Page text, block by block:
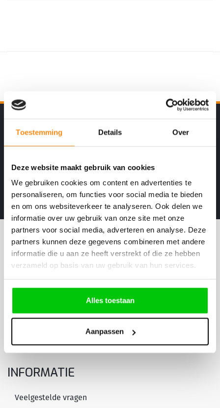
Toestemming Details Over
Deze website maakt gebruik van cookies
We gebruiken cookies om content en advertenties te
personaliseren, om functies voor social media te bieden
en om ons websiteverkeer te analyseren. Ook delen we
informatie over uw gebruik van onze site met onze
partners voor social media, adverteren en analyse. Deze
partners kunnen deze gegevens combineren met andere
informatie die u aan ze heeft verstrekt of die ze hebben
verzameld op basis van uw gebruik van hun services.
Alles toestaan
Aanpassen
Sleutels voor alle Automerken
PRODUCTEN & DIENSTEN
INFORMATIE
Veelgestelde vragen